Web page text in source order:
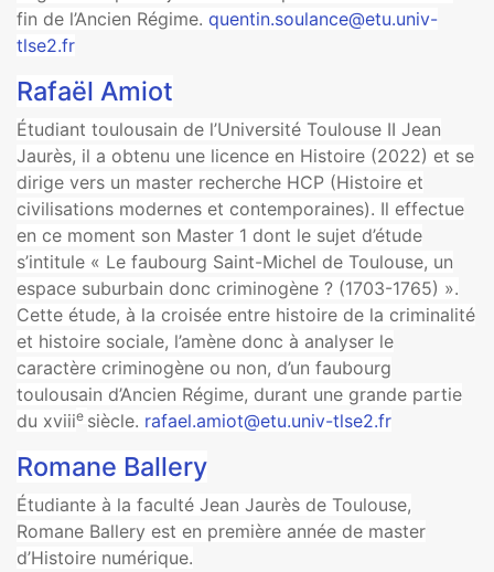
fin de l’Ancien Régime. quentin.soulance@etu.univ-
tlse2.fr
Rafaël Amiot
Étudiant toulousain de l’Université Toulouse II Jean
Jaurès, il a obtenu une licence en Histoire (2022) et se
dirige vers un master recherche HCP (Histoire et
civilisations modernes et contemporaines). Il effectue
en ce moment son Master 1 dont le sujet d’étude
s’intitule « Le faubourg Saint-Michel de Toulouse, un
espace suburbain donc criminogène ? (1703-1765) ».
Cette étude, à la croisée entre histoire de la criminalité
et histoire sociale, l’amène donc à analyser le
caractère criminogène ou non, d’un faubourg
toulousain d’Ancien Régime, durant une grande partie
du xviiie siècle. rafael.amiot@etu.univ-tlse2.fr
Romane Ballery
Étudiante à la faculté Jean Jaurès de Toulouse,
Romane Ballery est en première année de master
d’Histoire numérique.